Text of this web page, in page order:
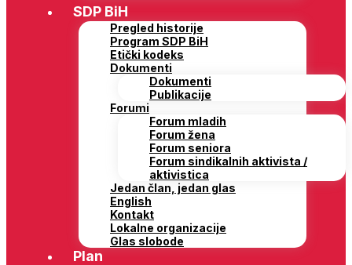
SDP BiH
Pregled historije
Program SDP BiH
Etički kodeks
Dokumenti
Dokumenti
Publikacije
Forumi
Forum mladih
Forum žena
Forum seniora
Forum sindikalnih aktivista /
aktivistica
Jedan član, jedan glas
English
Kontakt
Lokalne organizacije
Glas slobode
Plan